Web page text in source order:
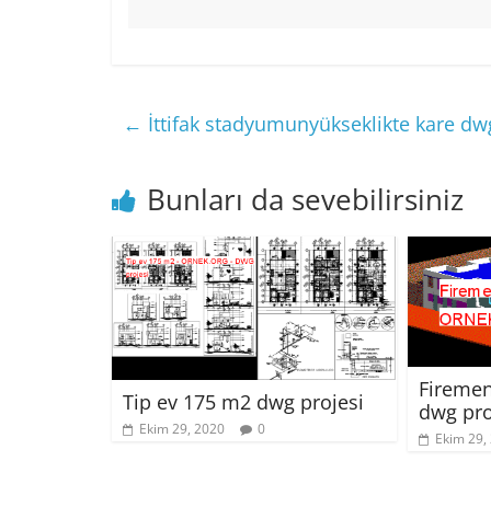
← İttifak stadyumunyükseklikte kare
Bunları da sevebilirsiniz
Tip ev 175 m2 dwg projesi
Ekim 29, 2020 0
dwg
Ekim